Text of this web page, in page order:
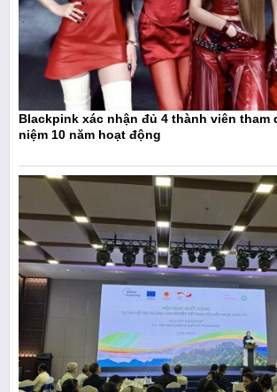
Blackpink xác nhận đủ 4 thành viên tham
niệm 10 năm hoạt động